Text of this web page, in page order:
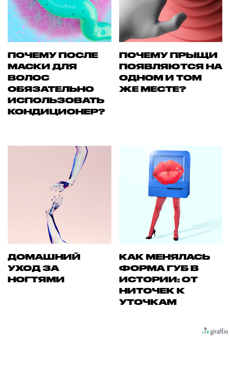
ПОЧЕМУ ПОСЛЕ
МАСКИ ДЛЯ
ВОЛОС
ОБЯЗАТЕЛЬНО
ИСПОЛЬЗОВАТЬ
КОНДИЦИОНЕР?
ПОЧЕМУ ПРЫЩИ
ПОЯВЛЯЮТСЯ НА
ОДНОМ И ТОМ
ЖЕ МЕСТЕ?
ДОМАШНИЙ
УХОД ЗА
НОГТЯМИ
КАК МЕНЯЛАСЬ
ФОРМА ГУБ В
ИСТОРИИ: ОТ
НИТОЧЕК К
УТОЧКАМ